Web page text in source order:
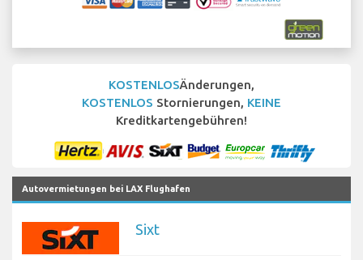
KOSTENLOSÄnderungen,
KOSTENLOS Stornierungen, KEINE
Kreditkartengebühren!
Autovermietungen bei LAX Flughafen
Sixt